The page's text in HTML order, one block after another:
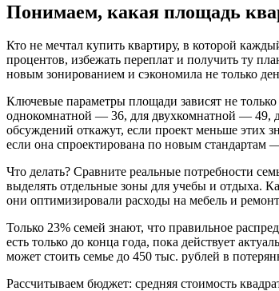
Понимаем, какая площадь
Кто не мечтал купить квартиру, в которой
процентов, избежать переплат и получить ту
новым зонированием и сэкономила не только
Ключевые параметры площади зависят не
однокомнатной — 36, для двухкомнатной — 49,
обсуждений откажут, если проект меньше этих
если она спроектирована по новым стандартам
Что делать? Сравните реальные потребности
выделять отдельные зоны для учебы и отдыха.
они оптимизировали расходы на мебель и
Только 23% семей знают, что правильное
есть только до конца года, пока действует
может стоить семье до 450 тыс. рублей в
Рассчитываем бюджет: средняя стоимость